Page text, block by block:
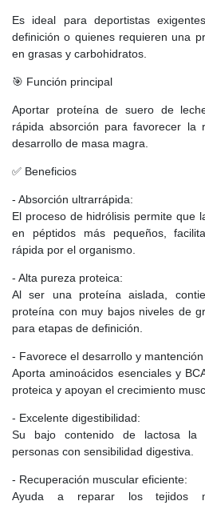
Es ideal para deportistas
definición o quienes requieren una
en grasas y carbohidratos.
🎯 Función principal
Aportar proteína de suero de
rápida absorción para favorecer la
desarrollo de masa magra.
✅ Beneficios
- Absorción ultrarrápida:
El proceso de hidrólisis permite que
en péptidos más pequeños,
rápida por el organismo.
- Alta pureza proteica:
Al ser una proteína aislada,
proteína con muy bajos niveles de
para etapas de definición.
- Favorece el desarrollo y
Aporta aminoácidos esenciales y
proteica y apoyan el crecimiento
- Excelente digestibilidad:
Su bajo contenido de lactosa la
personas con sensibilidad digestiva.
- Recuperación muscular eficiente:
Ayuda a reparar los tejidos